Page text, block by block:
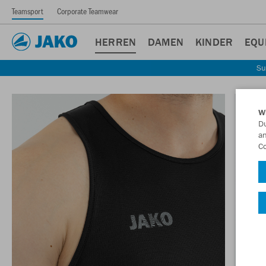
Teamsport Corporate Teamwear
HERREN DAMEN KINDER